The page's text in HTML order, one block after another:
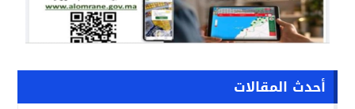
أحدث المقالات